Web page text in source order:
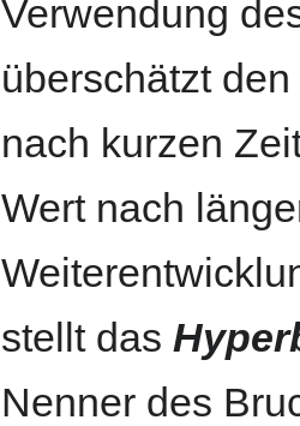
Verwendung
überschätzt
nach kurzen
Wert nach
stellt das
Nenner des